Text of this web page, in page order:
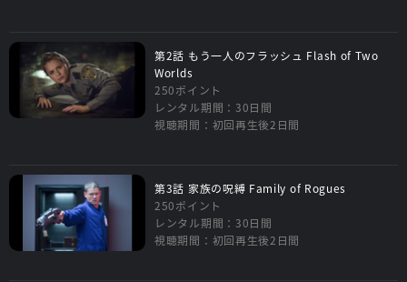
第2話 もう一人のフラッシュ Flash of Two
Worlds
250ポイント
レンタル期間：30日間
視聴期間：初回再生後2日間
第3話 家族の呪縛 Family of Rogues
250ポイント
レンタル期間：30日間
視聴期間：初回再生後2日間